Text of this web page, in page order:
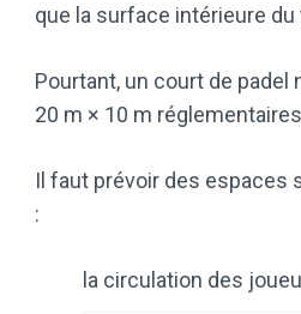
que la surface intérieure du
Pourtant, un court de padel
20 m × 10 m
Il faut prévoir des espaces
:
la circulation des